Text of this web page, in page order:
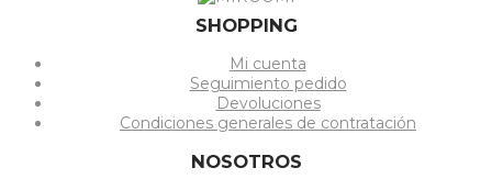
SHOPPING
Mi cuenta
Seguimiento pedido
Devoluciones
Condiciones generales de contratación
NOSOTROS